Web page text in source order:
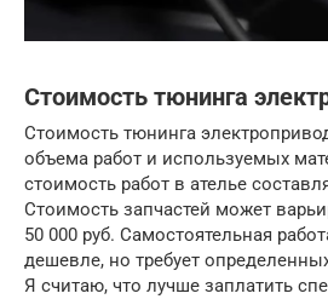
Стоимость тюнинга
Стоимость тюнинга
объема работ и используемых
стоимость работ в ателье
Стоимость запчастей может
50 000 руб. Самостоятельная
дешевле, но требует
Я считаю, что лучше заплатить